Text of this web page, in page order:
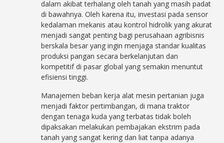
dalam akibat terhalang oleh tanah yang masih padat
di bawahnya. Oleh karena itu, investasi pada sensor
kedalaman mekanis atau kontrol hidrolik yang akurat
menjadi sangat penting bagi perusahaan agribisnis
berskala besar yang ingin menjaga standar kualitas
produksi pangan secara berkelanjutan dan
kompetitif di pasar global yang semakin menuntut
efisiensi tinggi.
Manajemen beban kerja alat mesin pertanian juga
menjadi faktor pertimbangan, di mana traktor
dengan tenaga kuda yang terbatas tidak boleh
dipaksakan melakukan pembajakan ekstrim pada
tanah yang sangat kering dan liat tanpa adanya